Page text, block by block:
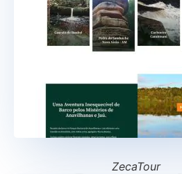
ZecaTour